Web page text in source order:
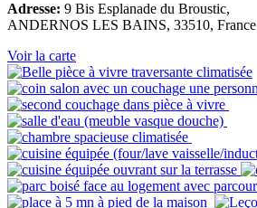
Adresse: 9 Bis Esplanade du Broustic,
ANDERNOS LES BAINS, 33510, France
Voir la carte